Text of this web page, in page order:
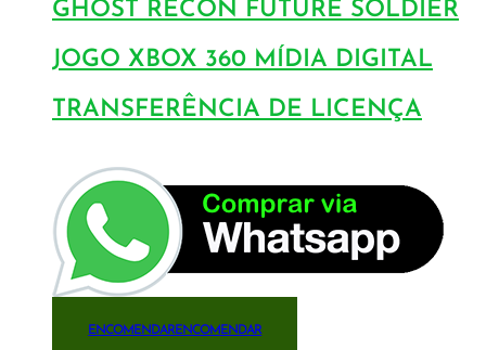
GHOST RECON FUTURE SOLDIER
JOGO XBOX 360 MÍDIA DIGITAL
TRANSFERÊNCIA DE LICENÇA
ENCOMENDARENCOMENDAR